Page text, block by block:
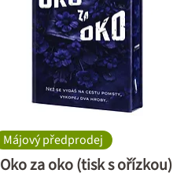
Májový předprodej
Oko za oko (tisk s ořízkou)